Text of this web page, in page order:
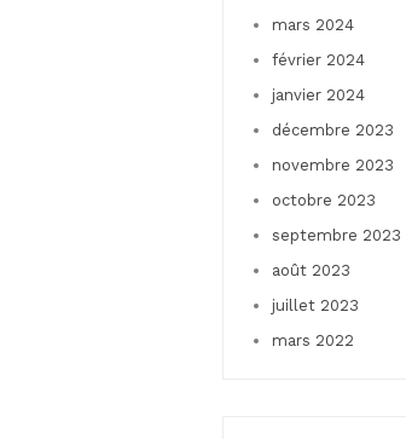
mars 2024
février 2024
janvier 2024
décembre 2023
novembre 2023
octobre 2023
septembre 2023
août 2023
juillet 2023
mars 2022